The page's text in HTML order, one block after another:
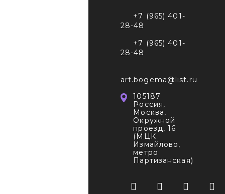
+7 (965) 401-
28-48
+7 (965) 401-
28-48
art.bogema@list.ru
105187
Россия,
Москва,
Окружной
проезд, 16
(МЦК
Измайлово,
метро
Партизанская)